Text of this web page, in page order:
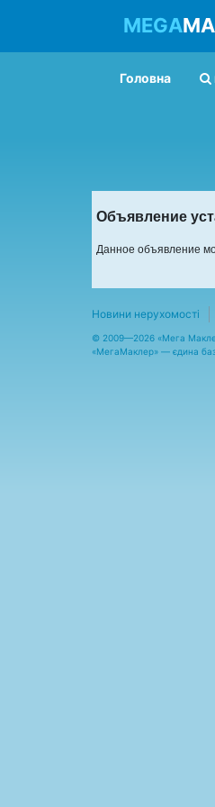
MEGA
Головна
Объявление
Данное объявление
Новини нерухомості
© 2009—2026 «Мега
«МегаМаклер» — єдина